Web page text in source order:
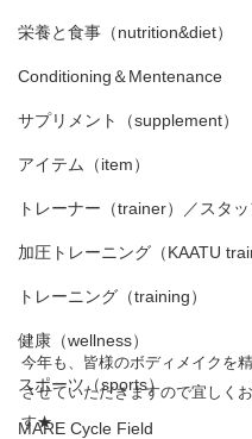
栄養と食事（nutrition&diet）
Conditioning＆Mentenance
サプリメント（supplement）
アイテム（item）
トレーナー（trainer）／スタッ
加圧トレーニング（KAATU
トレーニング（training）
健康（wellness）
スポーツ（sports）
MARE Cycle Field
今年も、皆様のボディメイクを
させていただきますので宜しく
す★